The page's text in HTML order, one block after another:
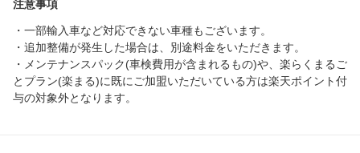
注意事項
・一部輸入車など対応できない車種もございます。
・追加整備が発生した場合は、別途料金をいただきます。
・メンテナンスパック(車検費用が含まれるもの)や、楽らくまるご
とプラン(楽まる)に既にご加盟いただいている方は楽天ポイント付
与の対象外となります。